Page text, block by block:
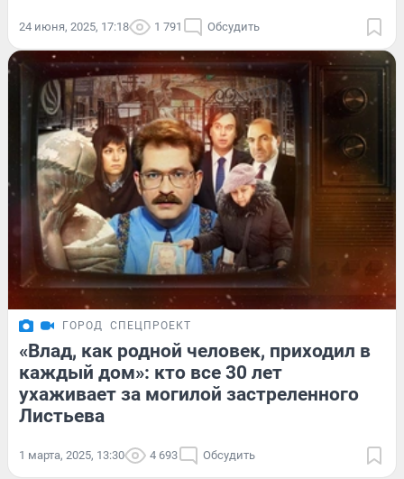
24 июня, 2025, 17:18 1 791 Обсудить
ГОРОД СПЕЦПРОЕКТ
«Влад, как родной человек, приходил в
каждый дом»: кто все 30 лет
ухаживает за могилой застреленного
Листьева
1 марта, 2025, 13:30 4 693 Обсудить